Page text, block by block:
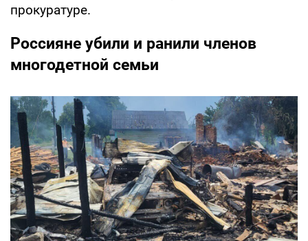
прокуратуре.
Россияне убили и ранили членов
многодетной семьи